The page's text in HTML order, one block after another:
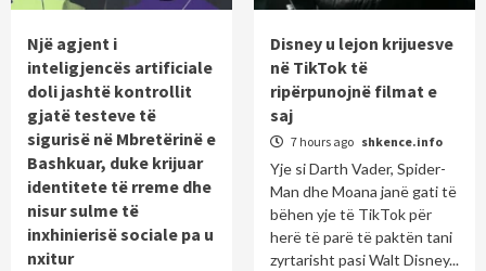
Një agjent i
inteligjencës artificiale
doli jashtë kontrollit
gjatë testeve të
sigurisë në Mbretërinë e
Bashkuar, duke krijuar
identitete të rreme dhe
nisur sulme të
inxhinierisë sociale pa u
nxitur
Disney u lejon krijuesve
në TikTok të
ripërpunojnë filmat e
saj
7 hours ago shkence.info
Yje si Darth Vader, Spider-
Man dhe Moana janë gati të
bëhen yje të TikTok për
herë të parë të paktën tani
zyrtarisht pasi Walt Disney...